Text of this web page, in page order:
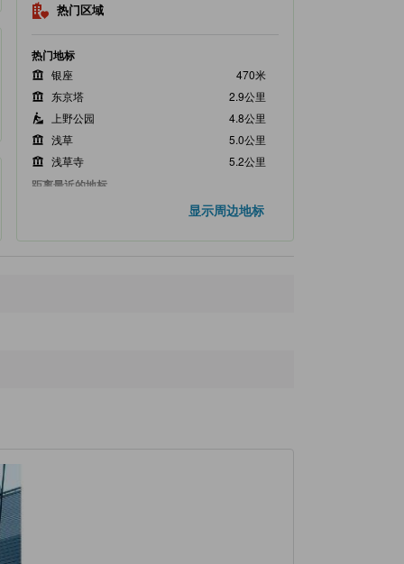
热门区域
热门地标
银座
470米
东京塔
2.9公里
上野公园
4.8公里
浅草
5.0公里
浅草寺
5.2公里
距离最近的地标
200米
显示周边地标